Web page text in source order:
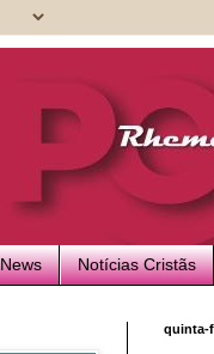
Notícias Cristãs
quinta-